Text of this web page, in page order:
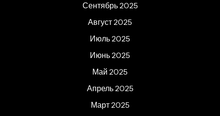
Сентябрь 2025
Август 2025
Июль 2025
Июнь 2025
Май 2025
Апрель 2025
Март 2025